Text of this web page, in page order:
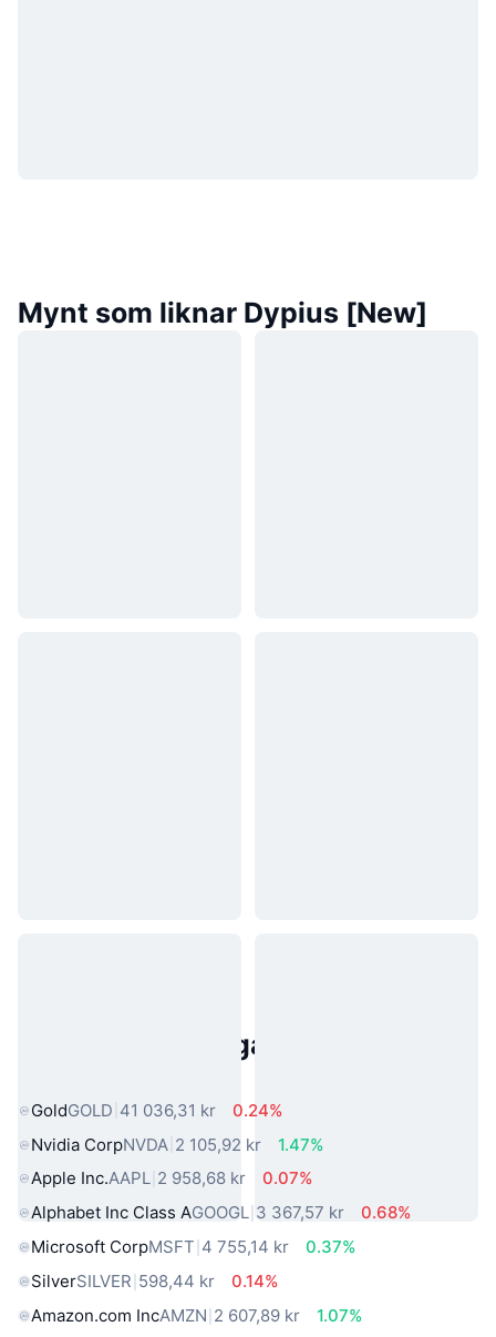
Mynt som liknar Dypius [New]
Populära tillgångar från den
GoldGOLD 41 036,31 kr
0.24%
Nvidia CorpNVDA 2 105,92 kr
1.47%
Apple Inc.AAPL 2 958,68 kr
0.07%
Alphabet Inc Class AGOOGL 3 367,57 kr
0.68%
Microsoft CorpMSFT 4 755,14 kr
0.37%
SilverSILVER 598,44 kr
0.14%
Amazon.com IncAMZN 2 607,89 kr
1.07%